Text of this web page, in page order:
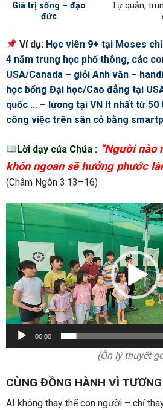
Giá trị sống – đạo
đức
Tự quản,
Ví dụ: Học viên 9+ tại Moses
4 năm trung học phổ thông, các
USA/Canada – giỏi Anh văn –
học bổng Đại học/Cao đẳng tại
quốc ... – lương tại VN ít nhất từ
công việc trên sân cỏ bằng
Lời dạy của Chúa : “Người nào
khôn ngoan sẽ hưởng phước
(Châm Ngôn 3:13–16)
Trình
chơi
Video
00:00
(Ôn lý thuyết
CÙNG ĐỒNG HÀNH VÌ
AI không thay thế con người – chỉ